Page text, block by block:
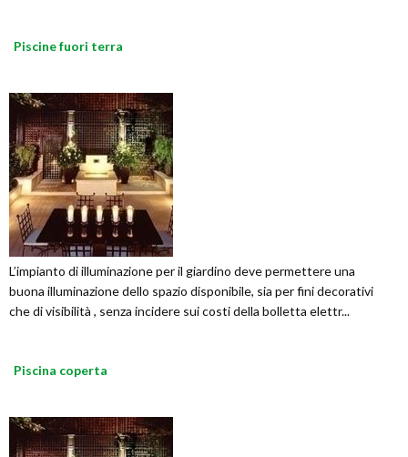
Piscine fuori terra
L’impianto di illuminazione per il giardino deve permettere una
buona illuminazione dello spazio disponibile, sia per fini decorativi
che di visibilità , senza incidere sui costi della bolletta elettr...
Piscina coperta